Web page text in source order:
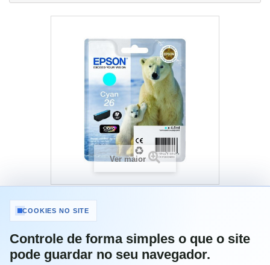
Ver maior
Tinteiro Original Epson T2612 (26) cyan -
C13T26124012
Referência: C13T26124022
Condição: Novo produto
COOKIES NO SITE
Controle de forma simples o que o site
pode guardar no seu navegador.